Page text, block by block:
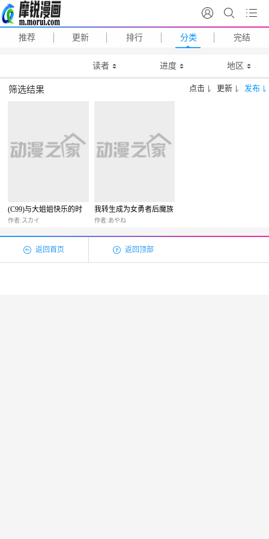
推荐 更新 排行 分类 完结
读者 进度 地区
筛选结果 发布
更新
点击
(C99)与大姐姐快乐的时
光
作者:スカイ
我转生成为女勇者后魔族
的妻子居然有5人
作者:あやね
返回首页 返回顶部